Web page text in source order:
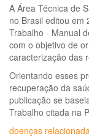
A Área Técnica de
no Brasil editou em
Trabalho - Manual
com o objetivo de
caracterização das
Orientando esses
recuperação da
publicação se
Trabalho citada na
doenças